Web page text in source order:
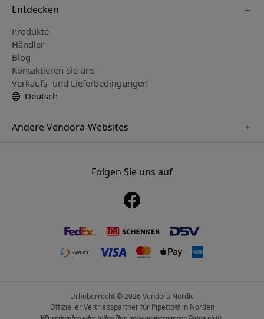
Entdecken
Produkte
Händler
Blog
Kontaktieren Sie uns
Verkaufs- und Lieferbedingungen
Deutsch
Andere Vendora-Websites
www.myfirst.se
Folgen Sie uns auf
Urheberrecht © 2026 Vendora Nordic
Offizieller Vertriebspartner für Pipetto® in Norden